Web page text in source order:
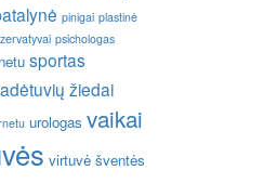
pinigai plastinė
psichologas
sportas
žiedai
urologas vaikai
virtuvė šventės